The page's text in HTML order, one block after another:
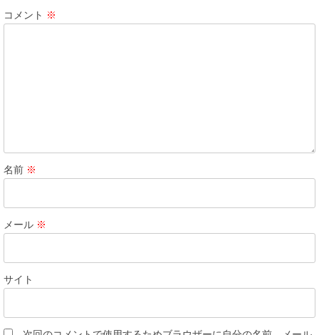
コメント ※
名前 ※
メール ※
サイト